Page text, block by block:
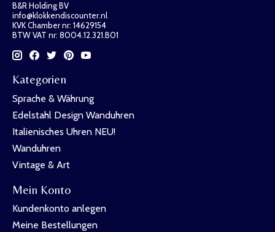
B&R Holding BV
info@klokkendiscounter.nl
KVK Chamber nr: 14629154
BTW VAT nr: 8004.12.321.B01
Kategorien
Sprache & Währung
Edelstahl Design Wanduhren
Italienisches Uhren NEU!
Wanduhren
Vintage & Art
Mein Konto
Kundenkonto anlegen
Meine Bestellungen